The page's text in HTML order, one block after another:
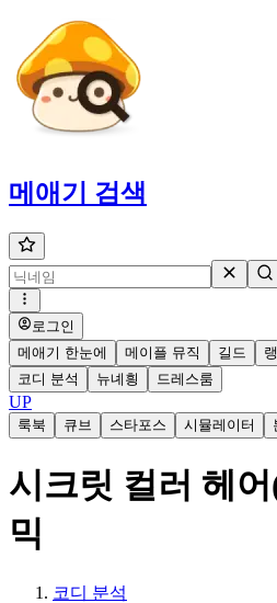
메애기 검색
로그인
메애기 한눈에
메이플 뮤직 길드
코디 분석
뉴녜힁 드레스룸
UP
룩북 큐브 스타포스 시뮬레이터
시크릿 컬러 헤
믹
코디 분석